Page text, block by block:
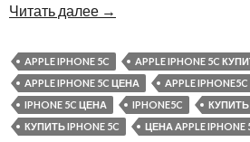
Читать далее →
APPLE IPHONE 5C
APPLE IPHONE 5C
APPLE IPHONE 5C ЦЕНА
APPLE IPHONE5C
IPHONE 5C ЦЕНА
IPHONE5C
КУПИТЬ
КУПИТЬ IPHONE 5C
ЦЕНА APPLE IPHONE